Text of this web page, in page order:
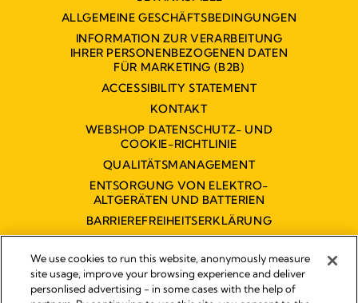
ALLGEMEINE GESCHÄFTSBEDINGUNGEN
INFORMATION ZUR VERARBEITUNG
IHRER PERSONENBEZOGENEN DATEN
FÜR MARKETING (B2B)
ACCESSIBILITY STATEMENT
KONTAKT
WEBSHOP DATENSCHUTZ- UND
COOKIE-RICHTLINIE
QUALITÄTSMANAGEMENT
ENTSORGUNG VON ELEKTRO-
ALTGERÄTEN UND BATTERIEN
BARRIEREFREIHEITSERKLÄRUNG
We use cookies to run this website, anonymously measure
site usage, improve your browsing experience and deliver
personlised advertising - in some cases with the help of